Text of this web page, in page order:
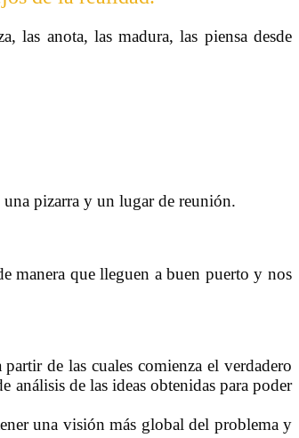
las anota, las madura, las piensa desde
pizarra y un lugar de reunión.
manera que lleguen a buen puerto y nos
de las cuales comienza el verdadero
análisis de las ideas obtenidas para poder
una visión más global del problema y